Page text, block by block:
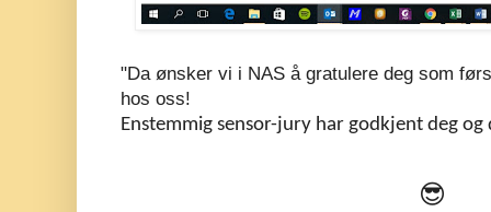
"Da ønsker vi i NAS å gratulere deg som
hos oss!
Enstemmig sensor-jury har godkjent deg
😎